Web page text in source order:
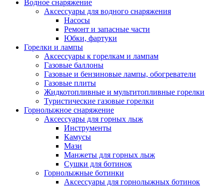
Водное снаряжение
Аксессуары для водного снаряжения
Насосы
Ремонт и запасные части
Юбки, фартуки
Горелки и лампы
Аксессуары к горелкам и лампам
Газовые баллоны
Газовые и бензиновые лампы, обогреватели
Газовые плиты
Жидкотопливные и мультитопливные горелки
Туристические газовые горелки
Горнолыжное снаряжение
Аксессуары для горных лыж
Инструменты
Камусы
Мази
Манжеты для горных лыж
Сушки для ботинок
Горнолыжные ботинки
Аксессуары для горнолыжных ботинок